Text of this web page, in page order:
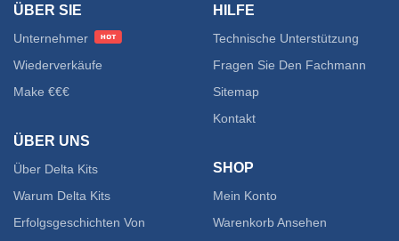
ÜBER SIE
Unternehmer
Wiederverkäufe
Make €€€
ÜBER UNS
Über Delta Kits
Warum Delta Kits
Erfolgsgeschichten Von
HILFE
Technische Unterstützung
Fragen Sie Den Fachmann
Sitemap
Kontakt
SHOP
Mein Konto
Warenkorb Ansehen